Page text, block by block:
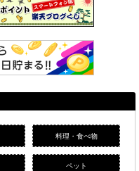
料理・食べ物
ペット